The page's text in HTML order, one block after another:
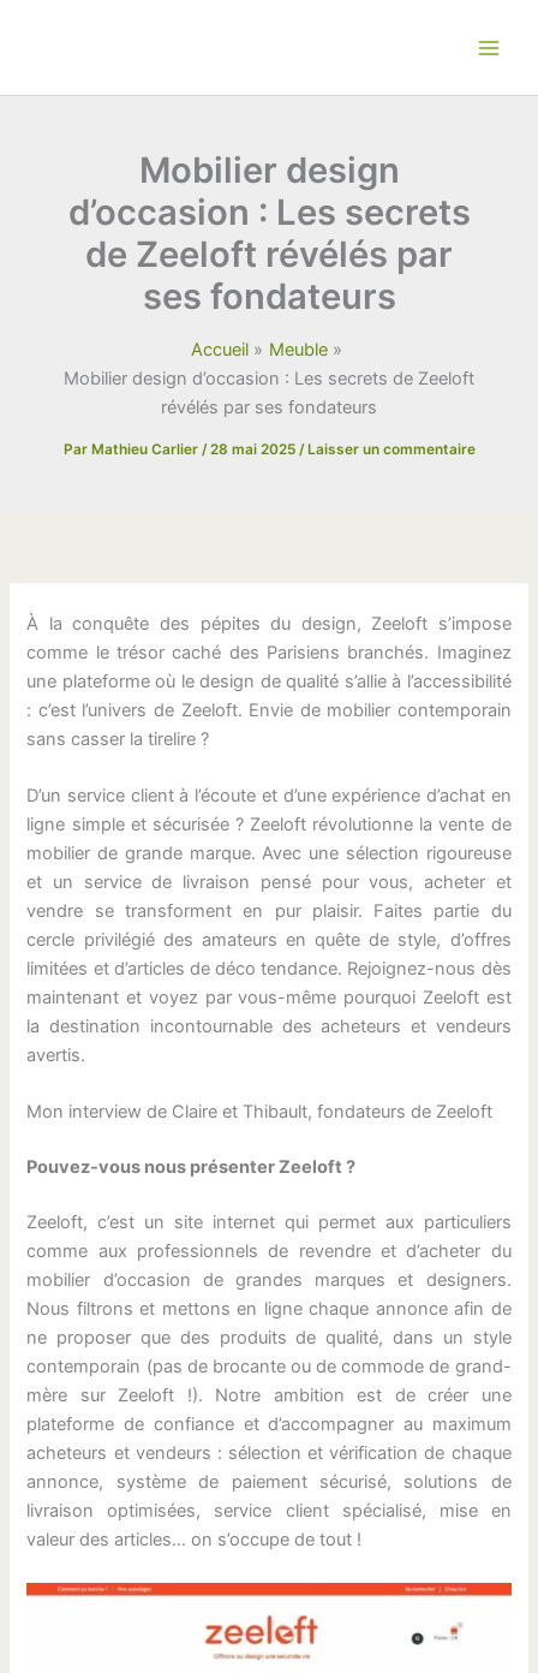
Mobilier design
d’occasion : Les secrets
de Zeeloft révélés par
ses fondateurs
Accueil
Meuble
Mobilier design d’occasion : Les secrets de Zeeloft
révélés par ses fondateurs
Par Mathieu Carlier /28 mai 2025 /Laisser un commentaire
À la conquête des pépites du design, Zeeloft s’impose
comme le trésor caché des Parisiens branchés. Imaginez
une plateforme où le design de qualité s’allie à l’accessibilité
: c’est l’univers de Zeeloft. Envie de mobilier contemporain
sans casser la tirelire ?
D’un service client à l’écoute et d’une expérience d’achat en
ligne simple et sécurisée ? Zeeloft révolutionne la vente de
mobilier de grande marque. Avec une sélection rigoureuse
et un service de livraison pensé pour vous, acheter et
vendre se transforment en pur plaisir. Faites partie du
cercle privilégié des amateurs en quête de style, d’offres
limitées et d’articles de déco tendance. Rejoignez-nous dès
maintenant et voyez par vous-même pourquoi Zeeloft est
la destination incontournable des acheteurs et vendeurs
avertis.
Mon interview de Claire et Thibault, fondateurs de Zeeloft
Pouvez-vous nous présenter Zeeloft ?
Zeeloft, c’est un site internet qui permet aux particuliers
comme aux professionnels de revendre et d’acheter du
mobilier d’occasion de grandes marques et designers.
Nous filtrons et mettons en ligne chaque annonce afin de
ne proposer que des produits de qualité, dans un style
contemporain (pas de brocante ou de commode de grand-
mère sur Zeeloft !). Notre ambition est de créer une
plateforme de confiance et d’accompagner au maximum
acheteurs et vendeurs : sélection et vérification de chaque
annonce, système de paiement sécurisé, solutions de
livraison optimisées, service client spécialisé, mise en
valeur des articles… on s’occupe de tout !